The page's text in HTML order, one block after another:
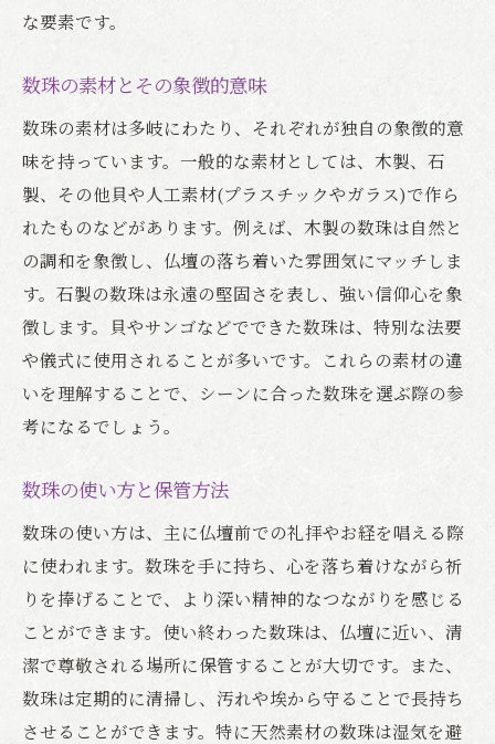
家庭での仏壇と数珠の活用方法
な要素です。
数珠の素材とその象徴的意味
数珠の素材は多岐にわたり、それぞれが独自の象徴的意
味を持っています。一般的な素材としては、木製、石
製、その他貝や人工素材(プラスチックやガラス)で作ら
れたものなどがあります。例えば、木製の数珠は自然と
の調和を象徴し、仏壇の落ち着いた雰囲気にマッチしま
す。石製の数珠は永遠の堅固さを表し、強い信仰心を象
徴します。貝やサンゴなどでできた数珠は、特別な法要
や儀式に使用されることが多いです。これらの素材の違
いを理解することで、シーンに合った数珠を選ぶ際の参
考になるでしょう。
数珠の使い方と保管方法
数珠の使い方は、主に仏壇前での礼拝やお経を唱える際
に使われます。数珠を手に持ち、心を落ち着けながら祈
りを捧げることで、より深い精神的なつながりを感じる
ことができます。使い終わった数珠は、仏壇に近い、清
潔で尊敬される場所に保管することが大切です。また、
数珠は定期的に清掃し、汚れや埃から守ることで長持ち
させることができます。特に天然素材の数珠は湿気を避